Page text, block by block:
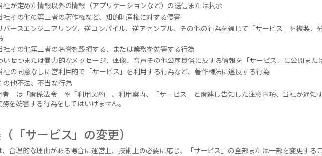
社が定めた情報以外の情報（アプリケーションなど）の送信または掲示
社その他の第三者の著作権など、知的財産権に対する侵害
バースエンジニアリング、逆コンパイル、逆アセンブル、その他の行為を通じて「サービス」を複製、
社その他第三者の名誉を毀損する、または業務を妨害する行為
いせつまたは暴力的なメッセージ、画像、音声その他公序良俗に反する情報を「サービス」に公開また
社の同意なしに営利目的で「サービス」を利用する行為など、著作権法に違反する行為
の他不法、不当な行為
者」は「関係法令」や「利用契約」、利用案内、「サービス」と関連し告知した注意事項、当社が通知
を妨害する行為をしてはいけません。
「サービス」の変更）
、合理的な理由がある場合に運営上、技術上の必要に応じ、「サービス」の全部または一部を変更するこ